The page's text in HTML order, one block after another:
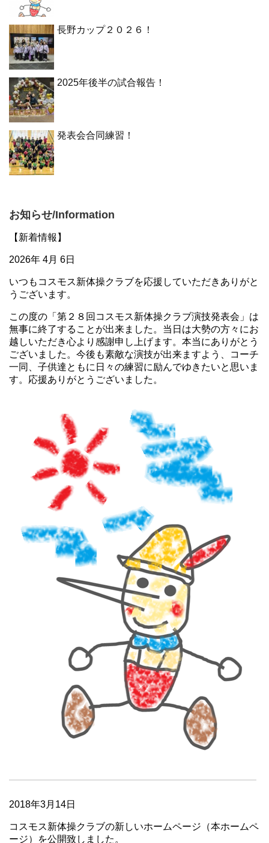
長野カップ２０２６！
2025年後半の試合報告！
発表会合同練習！
お知らせ/Information
【新着情報】
2026年 4月 6日
いつもコスモス新体操クラブを応援していただきありがと
うございます。
この度の「第２８回コスモス新体操クラブ演技発表会」は
無事に終了することが出来ました。当日は大勢の方々にお
越しいただき心より感謝申し上げます。本当にありがとう
ございました。今後も素敵な演技が出来ますよう、コーチ
一同、子供達ともに日々の練習に励んでゆきたいと思いま
す。応援ありがとうございました。
2018年3月14日
コスモス新体操クラブの新しいホームページ（本ホームペ
ージ）を公開致しました。